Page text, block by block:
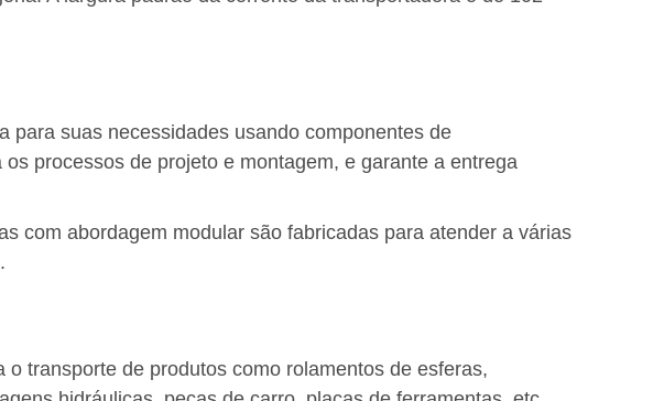
para suas necessidades usando componentes de
processos de projeto e montagem, e garante a entrega
com abordagem modular são fabricadas para atender a várias
transporte de produtos como rolamentos de esferas,